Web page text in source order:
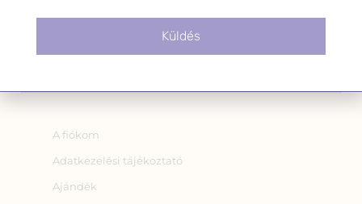
A fiókom
Adatkezelési tájékoztató
Ajándék
Küldés